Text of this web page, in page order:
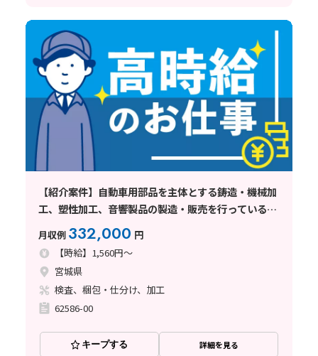
【紹介案件】自動車用部品を主体とする鋳造・機械加
工、塑性加工、音響製品の製造・販売を行っている企
業でのお仕事
月収例 332,000 円
【時給】1,560円～
宮城県
検査、梱包・仕分け、加工
62586-00
キープする 詳細を見る